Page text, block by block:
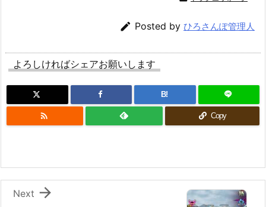
 Posted by ひろさんぽ管理人
よろしければシェアお願いします
B!
 Copy

Next